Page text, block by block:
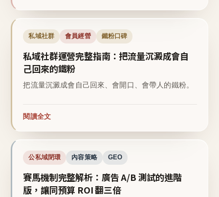
私域社群 會員經營 鐵粉口碑
私域社群運營完整指南：把流量沉澱成會自
己回來的鐵粉
把流量沉澱成會自己回來、會開口、會帶人的鐵粉。
閱讀全文
公私域閉環 內容策略 GEO
賽馬機制完整解析：廣告 A/B 測試的進階
版，讓同預算 ROI 翻三倍